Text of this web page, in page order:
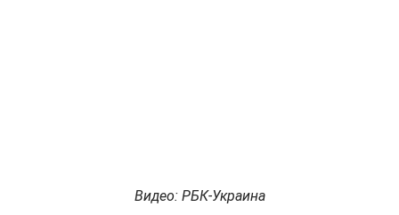
Видео: РБК-Украина